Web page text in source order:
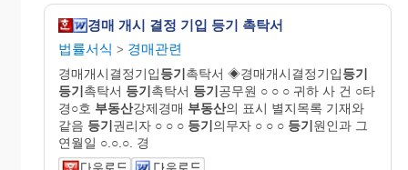
경매 개시 결정 기입 등기 촉탁서
법률서식 > 경매관련
경매개시결정기입등기촉탁서 ◈경매개시결정기입등기
등기촉탁서 등기촉탁서 등기공무원 ○ ○ ○ 귀하 사 건 ○타
경○호 부동산강제경매 부동산의 표시 별지목록 기재와
같음 등기권리자 ○ ○ ○ 등기의무자 ○ ○ ○ 등기원인과 그
연월일 ○.○.○. 경